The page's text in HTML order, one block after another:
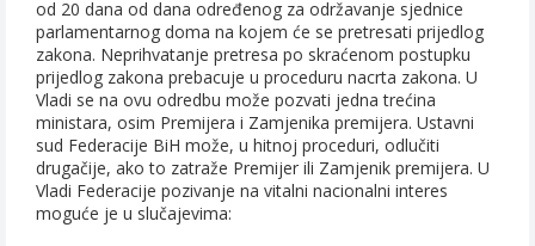
od 20 dana od dana određenog za održavanje sjednice
parlamentarnog doma na kojem će se pretresati prijedlog
zakona. Neprihvatanje pretresa po skraćenom postupku
prijedlog zakona prebacuje u proceduru nacrta zakona. U
Vladi se na ovu odredbu može pozvati jedna trećina
ministara, osim Premijera i Zamjenika premijera. Ustavni
sud Federacije BiH može, u hitnoj proceduri, odlučiti
drugačije, ako to zatraže Premijer ili Zamjenik premijera. U
Vladi Federacije pozivanje na vitalni nacionalni interes
moguće je u slučajevima: